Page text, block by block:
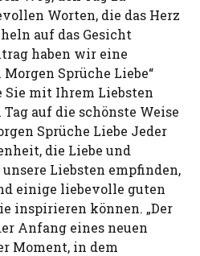
Worten, die das Herz
auf das Gesicht
haben wir eine
Sprüche Liebe“
Sie mit Ihrem Liebsten
auf die schönste Weise
Sprüche Liebe Jeder
die Liebe und
Liebsten empfinden,
einige liebevolle guten
inspirieren können. „Der
Anfang eines neuen
Moment, in dem